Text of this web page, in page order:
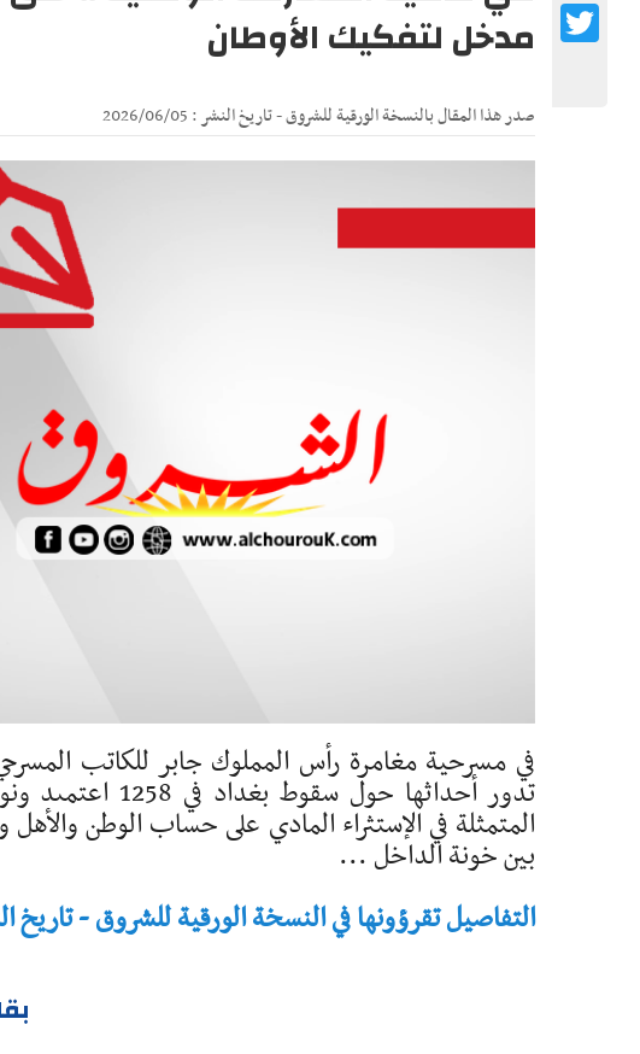
مدخل لتفكيك الأوطان
صدر هذا المقال بالنسخة الورقية للشروق - تاريخ النشر : 2026/06/05
تدور أحداثها
المتمثلة في الإستثراء المادي على حساب الوطن
بين خونة الداخل ...
التفاصيل تقرؤونها في النسخة الورقية للشروق - تاريخ النشر :
Twitter